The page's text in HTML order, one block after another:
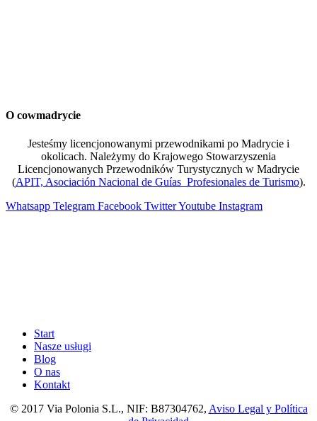
O cowmadrycie
Jesteśmy licencjonowanymi przewodnikami po Madrycie i
okolicach. Należymy do Krajowego Stowarzyszenia
Licencjonowanych Przewodników Turystycznych w Madrycie
(APIT, Asociación Nacional de Guías Profesionales de Turismo).
Whatsapp Telegram Facebook TwitterYoutube Instagram
Start
Nasze usługi
Blog
O nas
Kontakt
© 2017 Via Polonia S.L., NIF: B87304762, Aviso Legal y Política